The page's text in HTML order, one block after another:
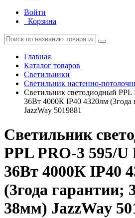
Войти
Корзина
Главная
Каталог товаров
Светильники
Светильник настенно-
Светильник светодиодный
36Вт 4000К IP40 4320лм
JazzWay 5019881
Светильник
PPL PRO-3 595/
36Вт 4000К IP40
(3года гарантии;
38мм) JazzWay